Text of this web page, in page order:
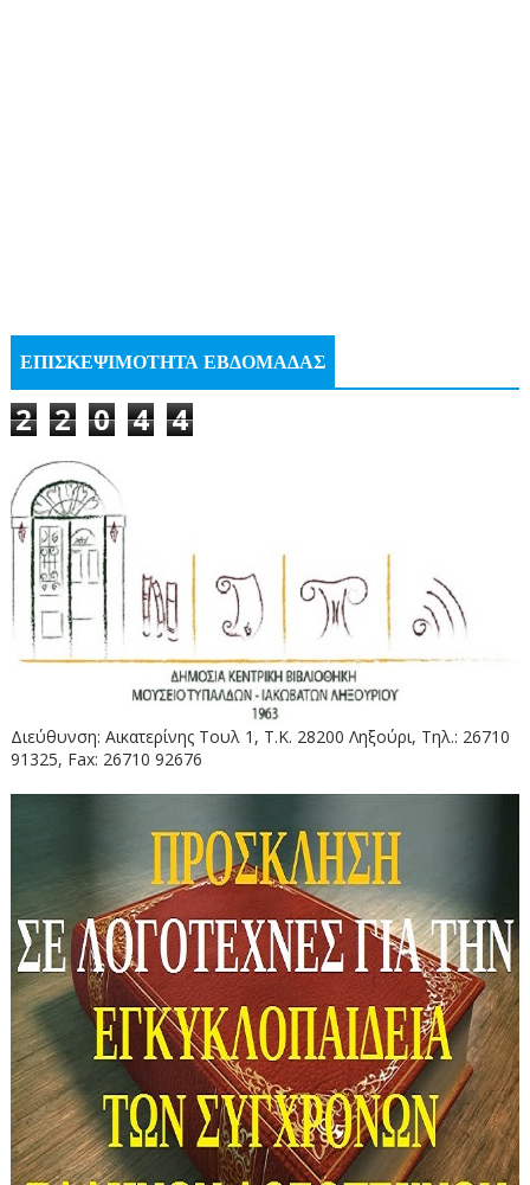
ΕΠΙΣΚΕΨΙΜΟΤΗΤΑ ΕΒΔΟΜΑΔΑΣ
2 2 0 4 4
Διεύθυνση: Αικατερίνης Τουλ 1, Τ.Κ. 28200 Ληξούρι, Τηλ.: 26710
91325, Fax: 26710 92676